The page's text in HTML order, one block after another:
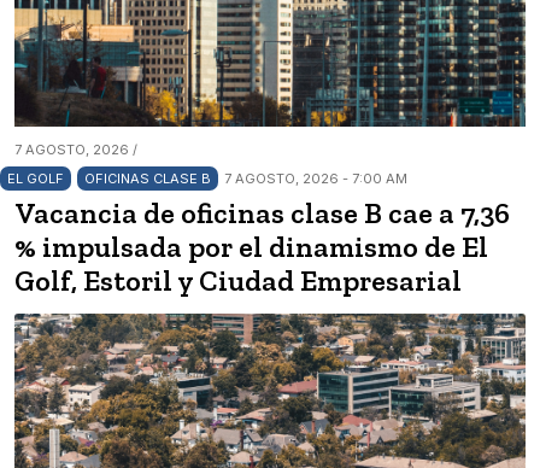
7 AGOSTO, 2026 /
EL GOLF
OFICINAS CLASE B 7 AGOSTO, 2026 - 7:00 AM
Vacancia de oficinas clase B cae a 7,36
% impulsada por el dinamismo de El
Golf, Estoril y Ciudad Empresarial